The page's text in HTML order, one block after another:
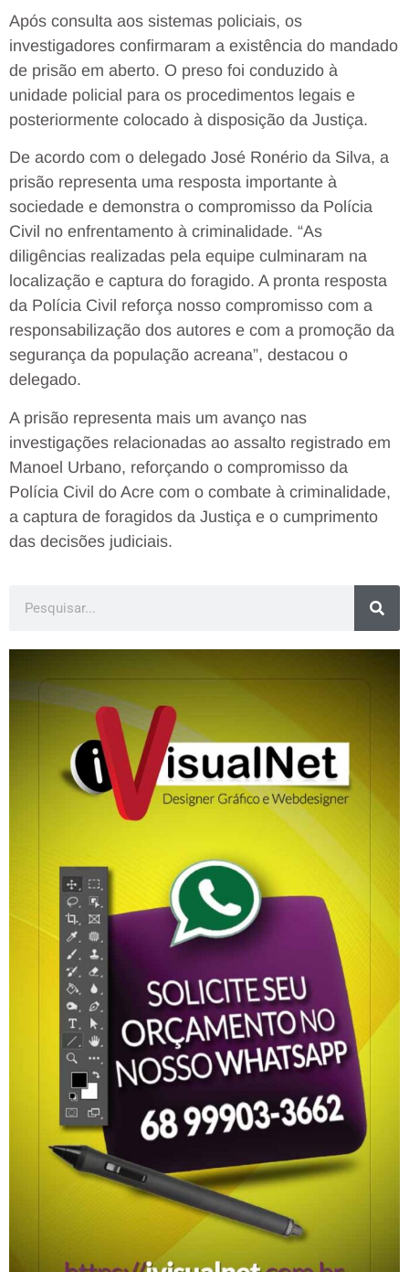
Após consulta aos sistemas policiais, os
investigadores confirmaram a existência do mandado
de prisão em aberto. O preso foi conduzido à
unidade policial para os procedimentos legais e
posteriormente colocado à disposição da Justiça.
De acordo com o delegado José Ronério da Silva, a
prisão representa uma resposta importante à
sociedade e demonstra o compromisso da Polícia
Civil no enfrentamento à criminalidade. “As
diligências realizadas pela equipe culminaram na
localização e captura do foragido. A pronta resposta
da Polícia Civil reforça nosso compromisso com a
responsabilização dos autores e com a promoção da
segurança da população acreana”, destacou o
delegado.
A prisão representa mais um avanço nas
investigações relacionadas ao assalto registrado em
Manoel Urbano, reforçando o compromisso da
Polícia Civil do Acre com o combate à criminalidade,
a captura de foragidos da Justiça e o cumprimento
das decisões judiciais.